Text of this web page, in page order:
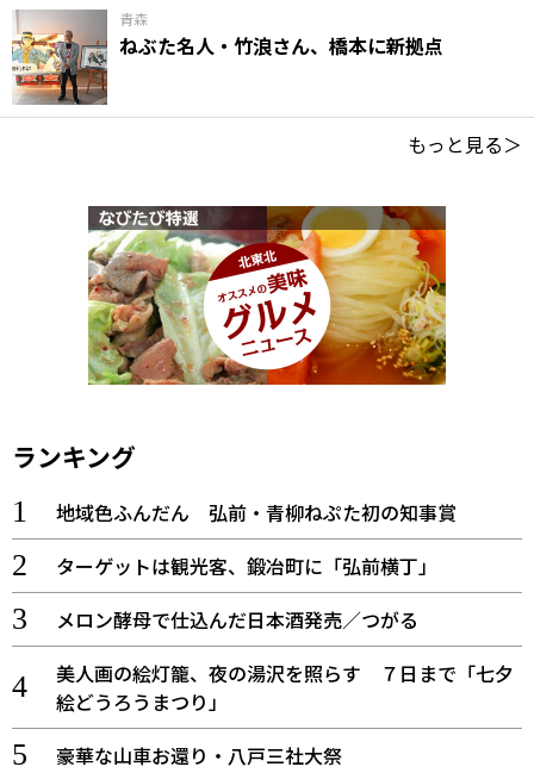
青森
ねぶた名人・竹浪さん、橋本に新拠点
もっと見る＞
ランキング
地域色ふんだん 弘前・青柳ねぷた初の知事賞
ターゲットは観光客、鍛冶町に「弘前横丁」
メロン酵母で仕込んだ日本酒発売／つがる
美人画の絵灯籠、夜の湯沢を照らす ７日まで「七夕
絵どうろうまつり」
豪華な山車お還り・八戸三社大祭